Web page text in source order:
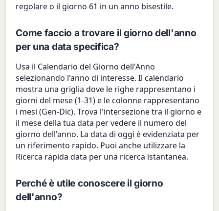
regolare o il giorno 61 in un anno bisestile.
Come faccio a trovare il giorno dell'anno
per una data specifica?
Usa il Calendario del Giorno dell'Anno
selezionando l'anno di interesse. Il calendario
mostra una griglia dove le righe rappresentano i
giorni del mese (1-31) e le colonne rappresentano
i mesi (Gen-Dic). Trova l'intersezione tra il giorno e
il mese della tua data per vedere il numero del
giorno dell'anno. La data di oggi è evidenziata per
un riferimento rapido. Puoi anche utilizzare la
Ricerca rapida data per una ricerca istantanea.
Perché è utile conoscere il giorno
dell'anno?